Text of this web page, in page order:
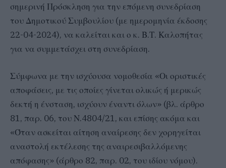
σημερινή Πρόσκληση για την επόμενη συνεδρίαση
του Δημοτικού Συμβουλίου (με ημερομηνία έκδοσης
22-04-2024), να καλείται και ο κ. Β.Τ. Καλοπήτας
για να συμμετάσχει στη συνεδρίαση.
Σύμφωνα με την ισχύουσα νομοθεσία «Οι οριστικές
αποφάσεις, με τις οποίες γίνεται ολικώς ή μερικώς
δεκτή η ένσταση, ισχύουν έναντι όλων» (βλ. άρθρο
81, παρ. 06, του Ν.4804/21, και επίσης ακόμα και
«Όταν ασκείται αίτηση αναίρεσης δεν χορηγείται
αναστολή εκτέλεσης της αναιρεσιβαλλόμενης
απόφασης» (άρθρο 82, παρ. 02, του ιδίου νόμου).